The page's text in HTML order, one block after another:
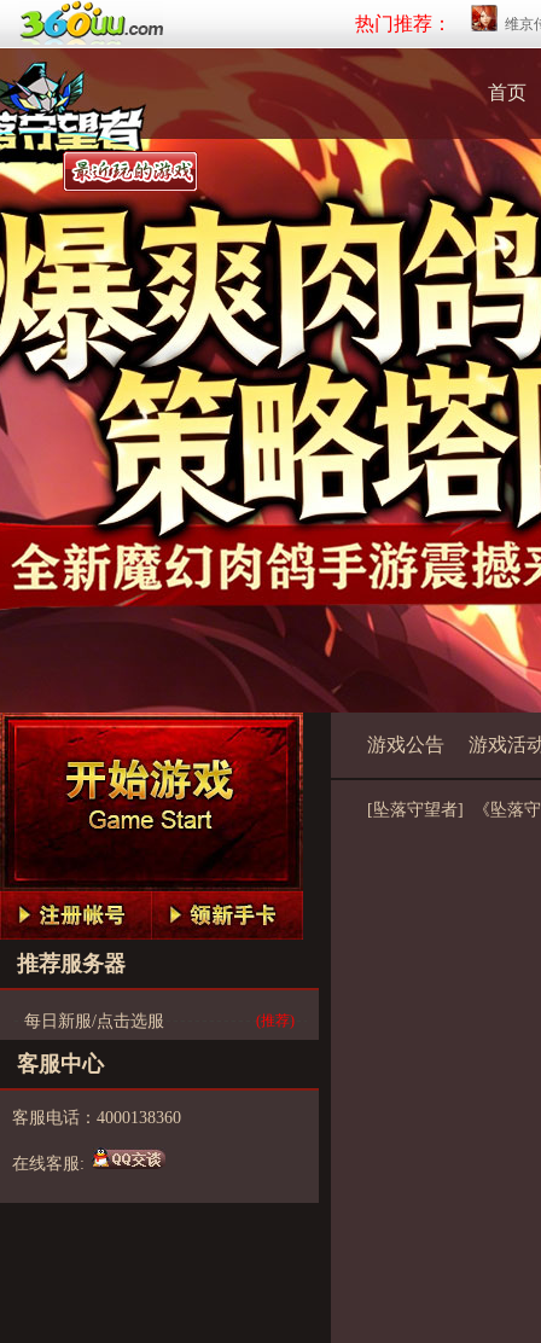
热门推荐： 维京
首页
推荐服务器
每日新服/点击选服 (推荐)
客服中心
客服电话：4000138360
在线客服:
游戏公告 游戏活
[坠落守望者] 《坠落